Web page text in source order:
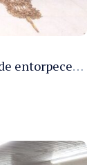
PMAM apreende 16,6 toneladas de entorpecentes e registra aumento nas prisões em flagrante e nas capturas de foragidos no primeiro semestre de 2026